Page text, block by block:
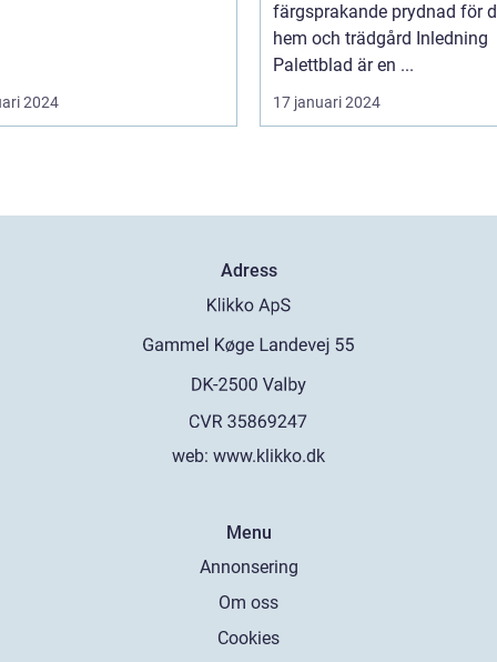
2024
färgsprakande prydnad för
hem och trädgård Inledning
Palettblad är en ...
17 januari 2024
Adress
web: www.klikko.dk
Menu
Annonsering
Om oss
Cookies